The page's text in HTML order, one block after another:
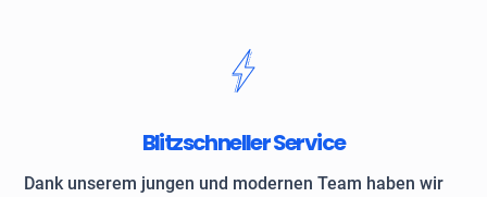
Blitzschneller Service
Dank unserem jungen und modernen Team haben wir